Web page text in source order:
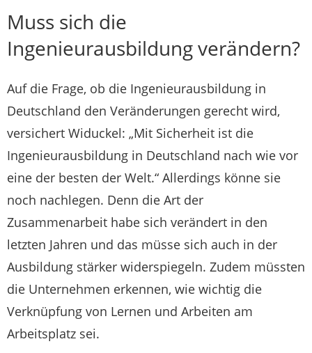
Muss sich die
Ingenieurausbildung verändern?
Auf die Frage, ob die Ingenieurausbildung in
Deutschland den Veränderungen gerecht wird,
versichert Widuckel: „Mit Sicherheit ist die
Ingenieurausbildung in Deutschland nach wie vor
eine der besten der Welt.“ Allerdings könne sie
noch nachlegen. Denn die Art der
Zusammenarbeit habe sich verändert in den
letzten Jahren und das müsse sich auch in der
Ausbildung stärker widerspiegeln. Zudem müssten
die Unternehmen erkennen, wie wichtig die
Verknüpfung von Lernen und Arbeiten am
Arbeitsplatz sei.